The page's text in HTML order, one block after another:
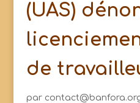
(UAS)
de
par